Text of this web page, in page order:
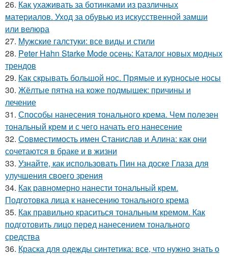
26. Как ухаживать за ботинками из различных
материалов. Уход за обувью из искусственной замши
или велюра
27. Мужские галстуки: все виды и стили
28. Peter Hahn Starke Mode осень: Каталог новых модных
трендов
29. Как скрывать большой нос. Прямые и курносые носы
30. Жёлтые пятна на коже подмышек: причины и
лечение
31. Способы нанесения тонального крема. Чем полезен
тональный крем и с чего начать его нанесение
32. Совместимость имен Станислав и Алина: как они
сочетаются в браке и в жизни
33. Узнайте, как использовать Пин на доске Глаза для
улучшения своего зрения
34. Как равномерно нанести тональный крем.
Подготовка лица к нанесению тонального крема
35. Как правильно краситься тональным кремом. Как
подготовить лицо перед нанесением тонального
средства
36. Краска для одежды синтетика: все, что нужно знать о